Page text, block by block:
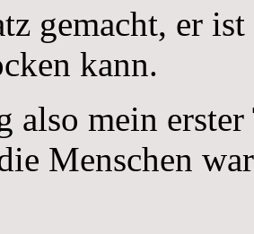
gemacht, er
kann.
also mein
Menschen